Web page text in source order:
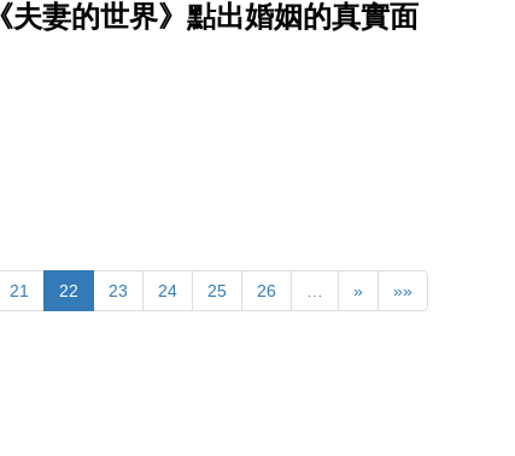
妻的世界》點出婚姻的真實面
21 22 23 24 25 26 … » »»